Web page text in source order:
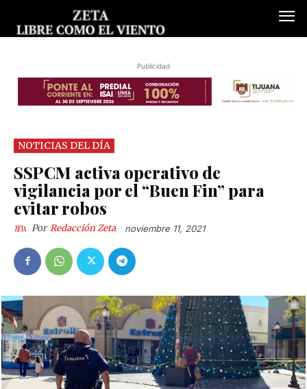
Publicidad
NOTICIAS DEL DÍA
SSPCM activa operativo de
vigilancia por el “Buen Fin” para
evitar robos
Por Redacción Zeta noviembre 11, 2021